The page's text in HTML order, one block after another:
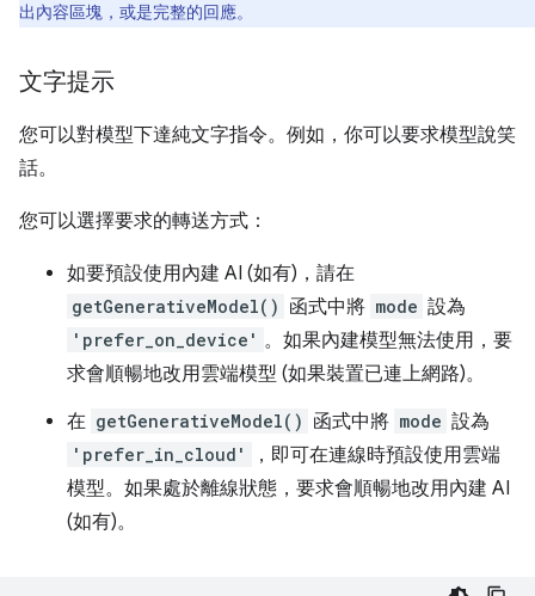
出內容區塊，或是完整的回應。
文字提示
您可以對模型下達純文字指令。例如，你可以要求模型說笑
話。
您可以選擇要求的轉送方式：
如要預設使用內建 AI (如有)，請在
getGenerativeModel() 函式中將 mode 設為
'prefer_on_device' 。如果內建模型無法使用，要
求會順暢地改用雲端模型 (如果裝置已連上網路)。
在 getGenerativeModel() 函式中將 mode 設為
'prefer_in_cloud'
，即可在連線時預設使用雲端
模型。如果處於離線狀態，要求會順暢地改用內建 AI
(如有)。